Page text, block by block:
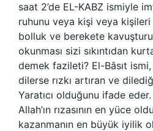
saat 2’de EL-KABZ ismiyle
ruhunu veya kişi veya kişileri
bolluk ve berekete
okunması sizi sıkıntıdan
demek fazileti? El-Bâsıt ismi,
dilerse rızkı artıran ve
Yaratıcı olduğunu ifade
Allah’ın rızasının en yüce
kazanmanın en büyük iyilik